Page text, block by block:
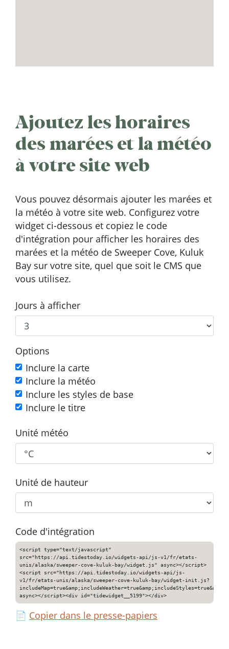
Ajoutez les horaires
des marées et la météo
à votre site web
Vous pouvez désormais ajouter les marées et
la météo à votre site web. Configurez votre
widget ci-dessous et copiez le code
d'intégration pour afficher les horaires des
marées et la météo de Sweeper Cove, Kuluk
Bay sur votre site, quel que soit le CMS que
vous utilisez.
Jours à afficher
Options
Inclure la carte
Inclure la météo
Inclure les styles de base
Inclure le titre
Unité météo
Unité de hauteur
Code d'intégration
<script type="text/javascript"
src="https://api.tidestoday.io/widgets-api/js-v1/fr/etats-
unis/alaska/sweeper-cove-kuluk-bay/widget.js" async></script>
<script src="https://api.tidestoday.io/widgets-api/js-
v1/fr/etats-unis/alaska/sweeper-cove-kuluk-bay/widget-init.js?
async></script><div id="tidewidget__5199"></div>
📄 Copier dans le presse-papiers